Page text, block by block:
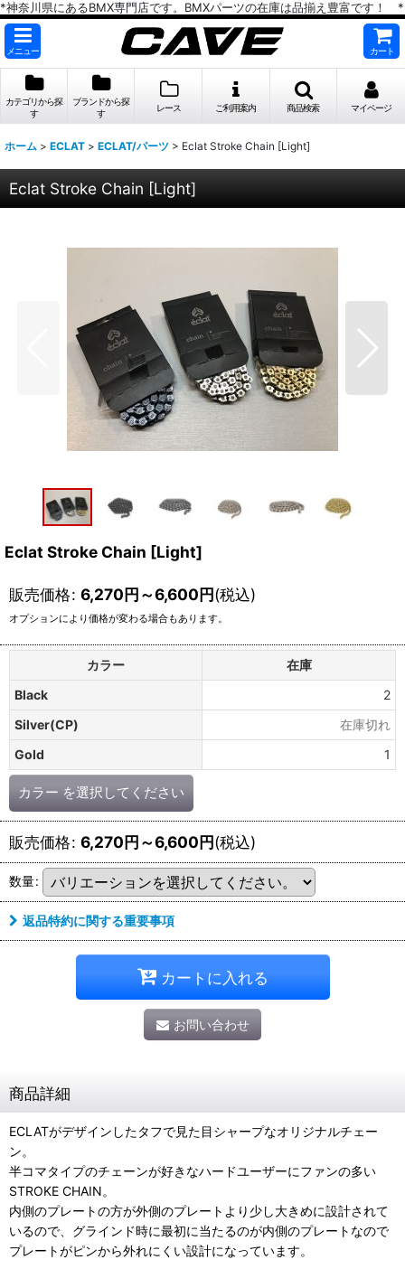
*神奈川県にあるBMX専門店です。BMXパーツの在庫は品揃え豊富です！ *
メニュー カート
カテゴリから探
す
ブランドから探
す
レース ご利用案内 商品検索 マイページ
ホーム > ECLAT > ECLAT/パーツ > Eclat Stroke Chain [Light]
Eclat Stroke Chain [Light]
Eclat Stroke Chain [Light]
販売価格: 6,270円～6,600円(税込)
オプションにより価格が変わる場合もあります。
カラー
在庫
Black
2
Silver(CP)
在庫切れ
Gold
1
カラー を選択してください
販売価格: 6,270円～6,600円(税込)
数量:
返品特約に関する重要事項
カートに入れる
お問い合わせ
商品詳細
ECLATがデザインしたタフで見た目シャープなオリジナルチェー
ン。
半コマタイプのチェーンが好きなハードユーザーにファンの多い
STROKE CHAIN。
内側のプレートの方が外側のプレートより少し大きめに設計されて
いるので、グラインド時に最初に当たるのが内側のプレートなので
プレートがピンから外れにくい設計になっています。